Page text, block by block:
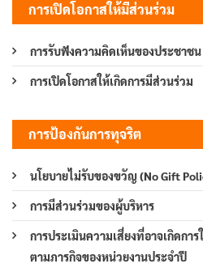
การเปิดโอกาสให้มีส่วนร่วม
การรับฟังความคิดเห็นของประชาชน
การเปิดโอกาสให้เกิดการมีส่วนร่วม
การป้องกันการทุจริต
นโยบายไม่รับของขวัญ (No Gift
การมีส่วนร่วมของผู้บริหาร
การประเมินความเสี่ยงที่อาจเกิดกา
ตามภารกิจของหน่วยงานประจำปี